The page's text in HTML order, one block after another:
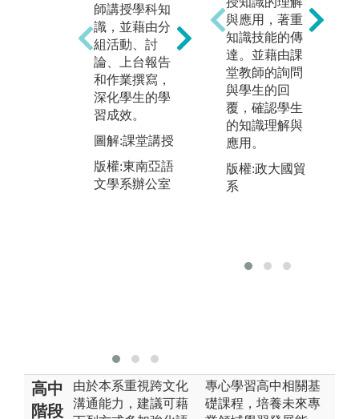
師講授學科知
識，並藉由分
組活動、討
論、上台報告
和作業撰寫，
深化學生的學
習成效。
圖解:課堂講授
版權:東南亞語
文學系辦公室
課外學術演
講：本系不定
期邀請東南亞
教研相關學者
進行學術演
多元的議題，
培養學生跨語
圖解:越南文化
與應用，著重
知識技能的傳
達。並藉由課
堂教師的詢問
與學生的回
覆，確認學生
的知識理解與
應用。
版權:政大國貿
系
高中
階段
由於本系重視跨文化
溝通能力，建議可藉
專心學習高中相關基
礎課程，培養未來專